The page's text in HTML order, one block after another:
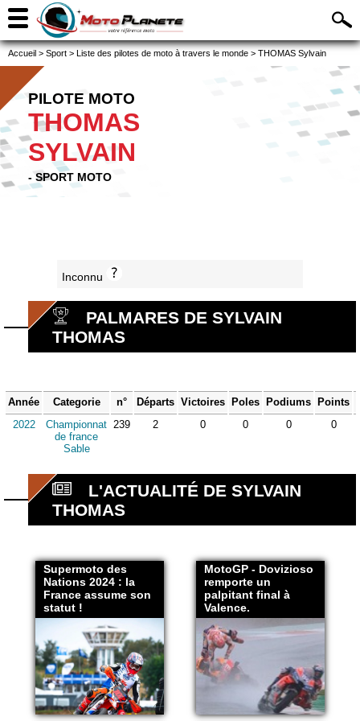
Accueil > Sport > Liste des pilotes de moto à travers le monde > THOMAS Sylvain
PILOTE MOTO
THOMAS
SYLVAIN
- SPORT MOTO
Inconnu
PALMARES DE SYLVAIN
THOMAS
Année Categorie n° Départs Victoires Poles Podiums Points
2022
Championnat
de france
Sable
239 2 0 0 0 0
L'ACTUALITÉ DE SYLVAIN
THOMAS
Supermoto des
Nations 2024 : la
France assume son
statut !
MotoGP - Dovizioso
remporte un
palpitant final à
Valence.